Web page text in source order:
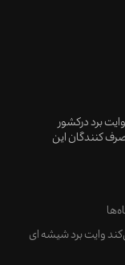
برد درکشور
کنندگان این
را قانع می‌کند وایت برد شیشه ای